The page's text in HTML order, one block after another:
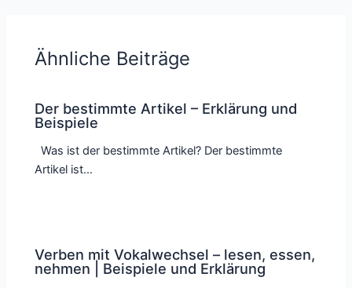
Ähnliche Beiträge
Der bestimmte Artikel – Erklärung und
Beispiele
Was ist der bestimmte Artikel? Der bestimmte
Artikel ist…
Verben mit Vokalwechsel – lesen, essen,
nehmen | Beispiele und Erklärung